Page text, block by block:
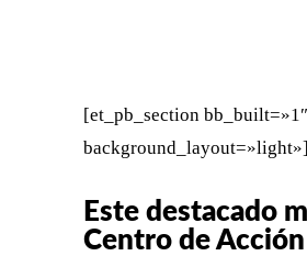
[et_pb_section
background_layout=»light»]
Este destacado
Centro de